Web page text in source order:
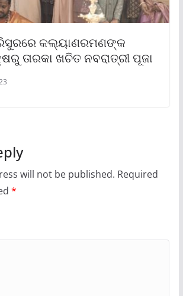
କଲ୍ୟାଣରମଣଙ୍କ
ତାରକା ଖଚିତ ନବରାତ୍ରୀ ପୂଜା
will not be published. Required
*